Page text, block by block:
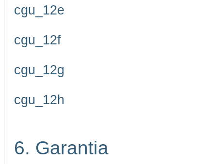
cgu_12e
cgu_12f
cgu_12g
cgu_12h
6. Garantia